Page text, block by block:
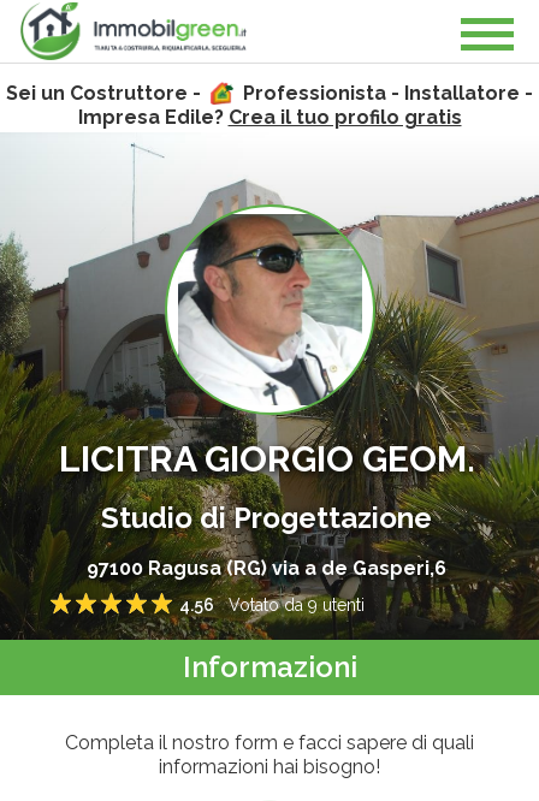
Sei un Costruttore -
Professionista - Installatore -
Impresa Edile? Crea il tuo profilo gratis
LICITRA GIORGIO GEOM.
Studio di Progettazione
97100 Ragusa(RG)via a de Gasperi,6
5
4
3
2
1
4.56Votato da9 utenti
Informazioni
Completa il nostro form e facci sapere di quali
informazioni hai bisogno!